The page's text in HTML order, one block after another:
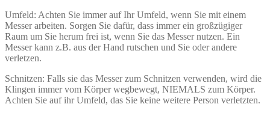
Umfeld: Achten Sie immer auf Ihr Umfeld, wenn Sie mit einem
Messer arbeiten. Sorgen Sie dafür, dass immer ein großzügiger
Raum um Sie herum frei ist, wenn Sie das Messer nutzen. Ein
Messer kann z.B. aus der Hand rutschen und Sie oder andere
verletzen.
Schnitzen: Falls sie das Messer zum Schnitzen verwenden, wird die
Klingen immer vom Körper wegbewegt, NIEMALS zum Körper.
Achten Sie auf ihr Umfeld, das Sie keine weitere Person verletzten.